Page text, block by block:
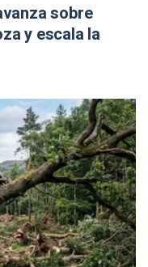
sobre
y escala la